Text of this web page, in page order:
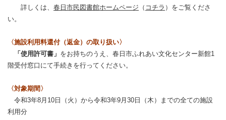
詳しくは、 春日市民図書館ホームページ （ コチラ ）をご覧くださ
い。
〈施設利用料還付（返金）の取り扱い〉
「使用許可書」 をお持ちのうえ、春日市ふれあい文化センター新館1
階受付窓口にて手続きを行ってください。
〈対象期間〉
令和3年8月10日（火）から令和3年9月30日（木）までの全ての施設
利用分